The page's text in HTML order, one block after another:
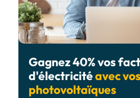
Gagnez 40% vos
d'électricitéavec
photovoltaïques